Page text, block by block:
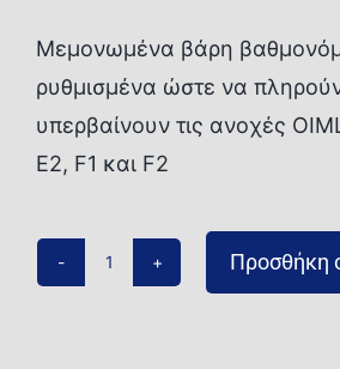
Μεμονωμένα βάρη
ρυθμισμένα ώστε να
υπερβαίνουν τις ανοχές
E2, F1 και F2
Προσθήκη